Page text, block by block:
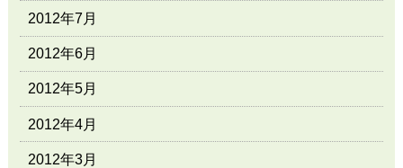
2012年7月
2012年6月
2012年5月
2012年4月
2012年3月